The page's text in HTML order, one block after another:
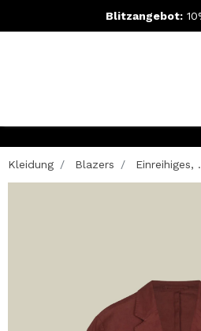
Blitzangebot:
Kleidung Blazers Einreihiges,